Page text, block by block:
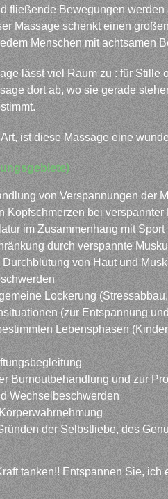
fließende Bewegungen
Massage schenkt einen
Menschen mit achtsamen
lässt viel Raum zu : für
dort ab, wo sie gerade
ist diese Massage eine
von Verspannungen der
Kopfschmerzen bei
im Zusammenhang mit Sport
durch verspannte
von Haut und
Lockerung
(zur Entspannung
Lebensphasen
Burnoutbehandlung und zur
Wechselbeschwerden
der Selbstliebe, des
tanken!! Entspannen Sie, ich